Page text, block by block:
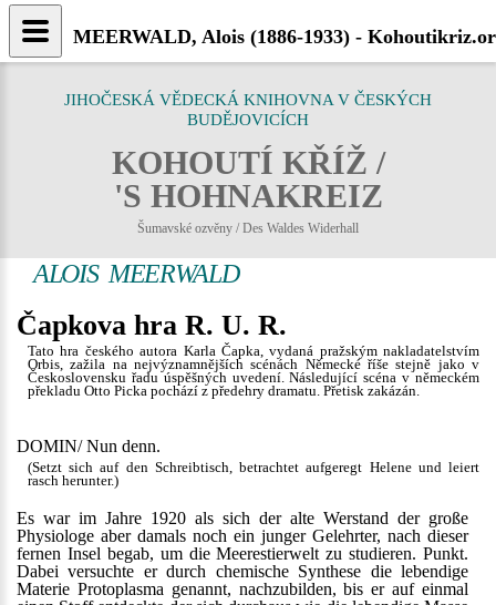
JIHOČESKÁ VĚDECKÁ KNIHOVNA V ČESKÝCH
BUDĚJOVICÍCH
KOHOUTÍ KŘÍŽ /
'S HOHNAKREIZ
Šumavské ozvěny / Des Waldes Widerhall
ALOIS MEERWALD
Čapkova hra R. U. R.
Tato hra českého autora Karla Čapka, vydaná pražským nakladatelstvím
Orbis, zažila na nejvýznamnějších scénách Německé říše stejně jako v
Československu řadu úspěšných uvedení. Následující scéna v německém
překladu Otto Picka pochází z předehry dramatu. Přetisk zakázán.
DOMIN/ Nun denn.
(Setzt sich auf den Schreibtisch, betrachtet aufgeregt Helene und leiert
rasch herunter.)
Es war im Jahre 1920 als sich der alte Werstand der große
Physiologe aber damals noch ein junger Gelehrter, nach dieser
fernen Insel begab, um die Meerestierwelt zu studieren. Punkt.
Dabei versuchte er durch chemische Synthese die lebendige
Materie Protoplasma genannt, nachzubilden, bis er auf einmal
MEERWALD, Alois (1886-1933) -